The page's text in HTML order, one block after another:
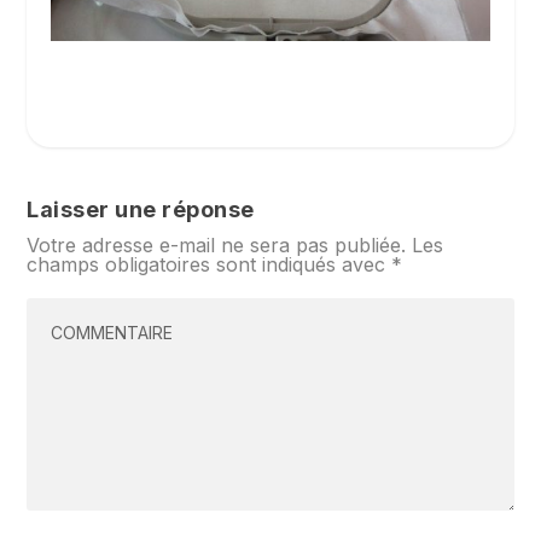
Laisser une réponse
Votre adresse e-mail ne sera pas publiée. Les
champs obligatoires sont indiqués avec *